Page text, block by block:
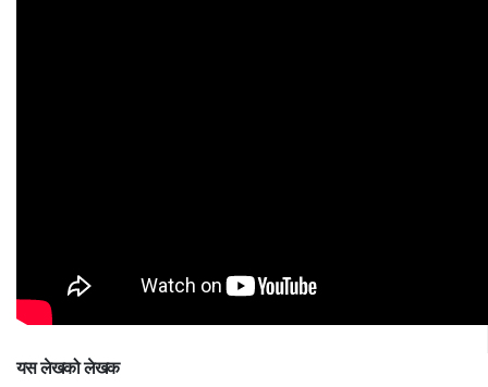
यस लेखको लेखक